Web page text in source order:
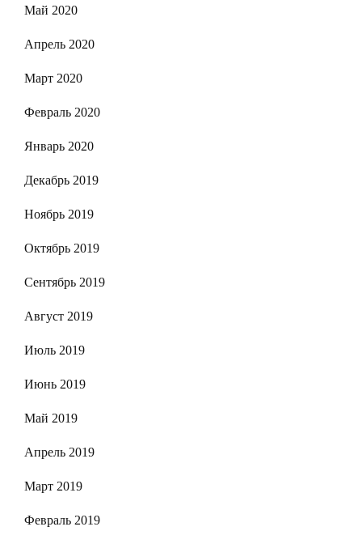
Май 2020
Апрель 2020
Март 2020
Февраль 2020
Январь 2020
Декабрь 2019
Ноябрь 2019
Октябрь 2019
Сентябрь 2019
Август 2019
Июль 2019
Июнь 2019
Май 2019
Апрель 2019
Март 2019
Февраль 2019